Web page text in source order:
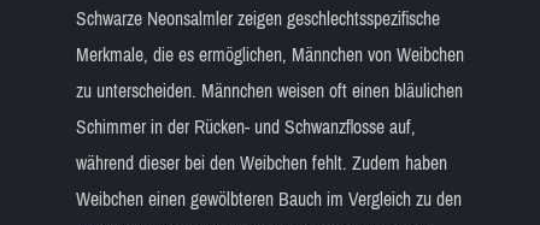
Schwarze Neonsalmler zeigen geschlechtsspezifische
Merkmale, die es ermöglichen, Männchen von Weibchen
zu unterscheiden. Männchen weisen oft einen bläulichen
Schimmer in der Rücken- und Schwanzflosse auf,
während dieser bei den Weibchen fehlt. Zudem haben
Weibchen einen gewölbteren Bauch im Vergleich zu den